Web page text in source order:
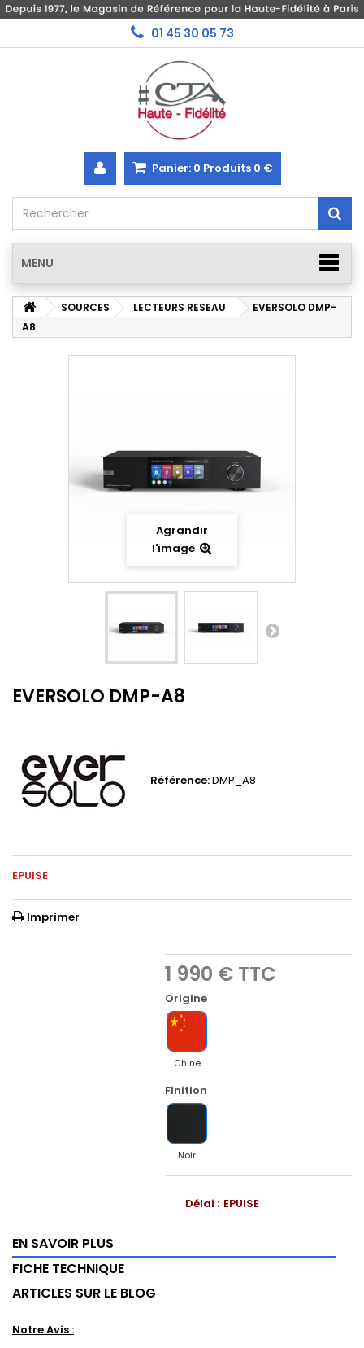
01 45 30 05 73
Panier: 0 Produits 0 €
MENU
SOURCES LECTEURS RESEAU
EVERSOLO DMP-
A8
Agrandir
l'image
EVERSOLO DMP-A8
Référence:DMP_A8
EPUISE
Imprimer
1 990 € TTC
Origine
Chine
Finition
Noir
Délai : EPUISE
EN SAVOIR PLUS
FICHE TECHNIQUE
ARTICLES SUR LE BLOG
Notre Avis :